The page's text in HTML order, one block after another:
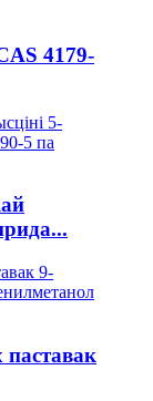
4179-
паставак